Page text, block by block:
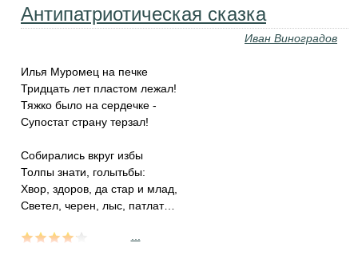
Антипатриотическая сказка
Иван Виноградов
Илья Муромец на печке
Тридцать лет пластом лежал!
Тяжко было на сердечке -
Супостат страну терзал!
Собирались вкруг избы
Толпы знати, голытьбы:
Хвор, здоров, да стар и млад,
Светел, черен, лыс, патлат…